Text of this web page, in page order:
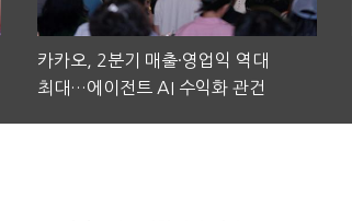
카카오, 2분기 매출·영업익 역대
최대…에이전트 AI 수익화 관건